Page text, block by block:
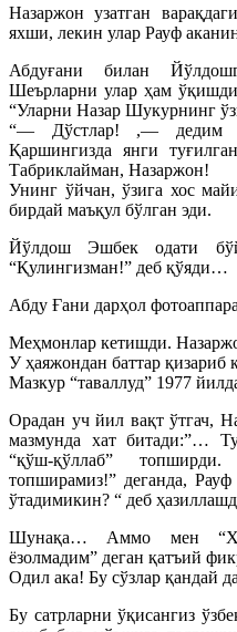
Назаржон узатган
яхши, лекин улар Рауф
Абдуғани билан
Шеърларни улар ҳам
“Уларни Назар Шукурнинг
“— Дўстлар! ,— дедим
Қаршингизда янги
Табриклайман, Назаржон!
Унинг ўйчан, ўзига хос
бирдай маъқул бўлган эди.
Йўлдош Эшбек одати
“Қулингизман!” деб қўяди…
Абду Ғани дарҳол
Меҳмонлар кетишди.
У ҳаяжондан баттар қизариб
Мазкур “таваллуд” 1977
Орадан уч йил вақт ўтгач,
мазмунда хат битади:”…
“қўш-қўллаб”
топширамиз!” деганда,
ўтадимикин? “ деб
Шунақа… Аммо мен
ёзолмадим” деган қатъий
Одил ака! Бу сўзлар қандай
Бу сатрларни ўқисангиз